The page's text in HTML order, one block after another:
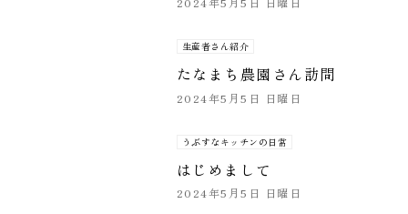
生産者さん紹介
たなまち農園さん訪問
2024年5月5日 日曜日
うぶすなキッチンの日常
はじめまして
2024年5月5日 日曜日